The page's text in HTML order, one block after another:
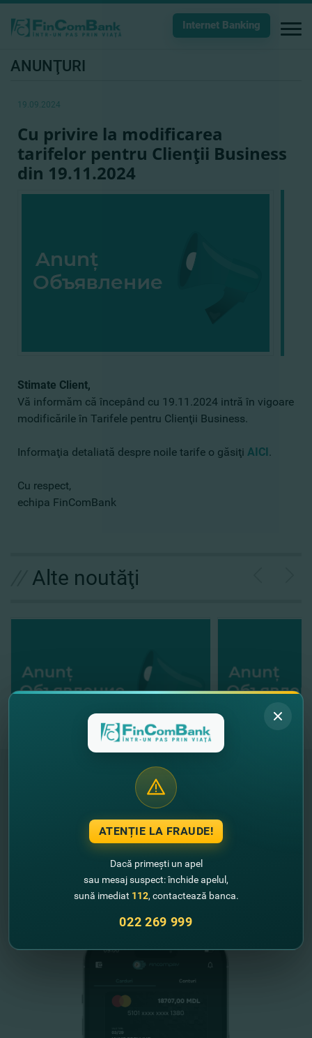
Internet Banking
ANUNŢURI
19.09.2024
Cu privire la modificarea
tarifelor pentru Clienţii Business
din 19.11.2024
Stimate Client,
Vă informăm că începând cu 19.11.2024 intră în vigoare
modificările în Tarifele pentru Clienţii Business.
Informaţia detaliată despre noile tarife o găsiţi AICI.
Cu respect,
echipa FinComBank
Alte noutăţi
"FinComBank" S.A. este membră a
Schemei de Garantare a Depozitelor
din Republica Moldova
FinComPay Mobile
ATENȚIE LA FRAUDE!
Dacă primești un apel
sau mesaj suspect: închide apelul,
sună imediat 112, contactează banca.
022 269 999